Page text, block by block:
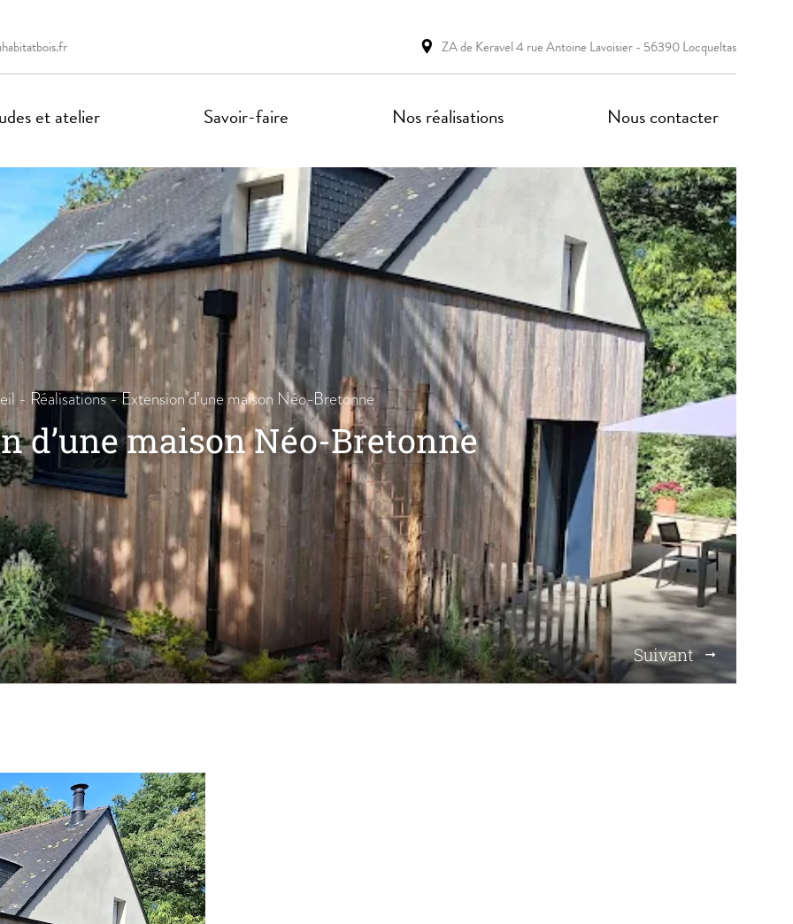
ZA de Keravel 4 rue Antoine Lavoisier - 56390 Locqueltas
et atelier Savoir-faire Nos réalisations Nous contacter
- Réalisations-Extension d’une maison Néo-Bretonne
d’une maison Néo-Bretonne
Suivant